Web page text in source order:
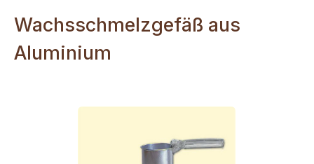
Wachsschmelzgefäß aus
Aluminium
Bildergalerie überspringen